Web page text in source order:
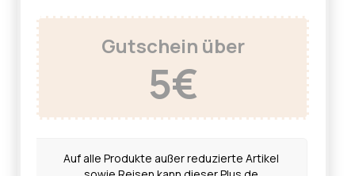
Gutschein über
5€
Auf alle Produkte außer reduzierte Artikel